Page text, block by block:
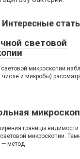
Интересные
световой
микроскопии
числе и микробы)
границы
микроскопии.
— метод